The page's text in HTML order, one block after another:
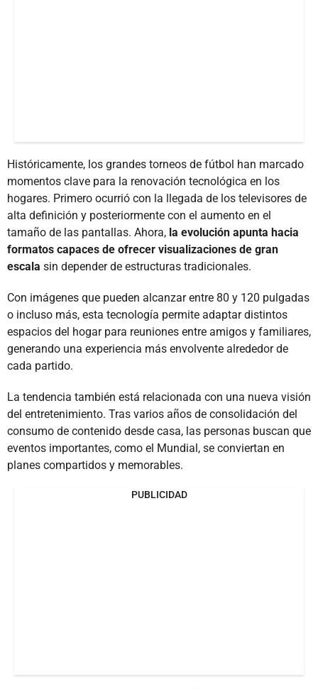
Históricamente, los grandes torneos de fútbol han marcado
momentos clave para la renovación tecnológica en los
hogares. Primero ocurrió con la llegada de los televisores de
alta definición y posteriormente con el aumento en el
tamaño de las pantallas. Ahora, la evolución apunta hacia
formatos capaces de ofrecer visualizaciones de gran
escala sin depender de estructuras tradicionales.
Con imágenes que pueden alcanzar entre 80 y 120 pulgadas
o incluso más, esta tecnología permite adaptar distintos
espacios del hogar para reuniones entre amigos y familiares,
generando una experiencia más envolvente alrededor de
cada partido.
La tendencia también está relacionada con una nueva visión
del entretenimiento. Tras varios años de consolidación del
consumo de contenido desde casa, las personas buscan que
eventos importantes, como el Mundial, se conviertan en
planes compartidos y memorables.
PUBLICIDAD